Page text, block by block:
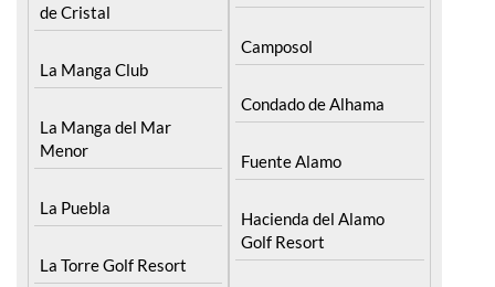
de Cristal
La Manga Club
La Manga del Mar
Menor
La Puebla
La Torre Golf Resort
Camposol
Condado de Alhama
Fuente Alamo
Hacienda del Alamo
Golf Resort